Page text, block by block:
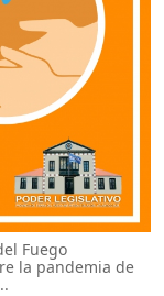
Fuego
la pandemia de